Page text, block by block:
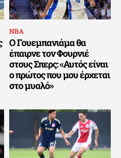
ΝΒΑ
Ο Γουεμπανιάμα θα
έπαιρνε τον Φουρνιέ
στους Σπερς: «Αυτός είναι
ο πρώτος που μου έρχεται
στο μυαλό»